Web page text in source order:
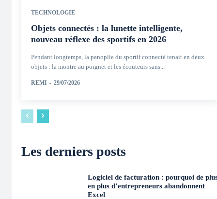
TECHNOLOGIE
Objets connectés : la lunette intelligente,
nouveau réflexe des sportifs en 2026
Pendant longtemps, la panoplie du sportif connecté tenait en deux
objets : la montre au poignet et les écouteurs sans...
REMI - 29/07/2026
Les derniers posts
Logiciel de facturation : pourquoi de
en plus d’entrepreneurs abandonnent
Excel